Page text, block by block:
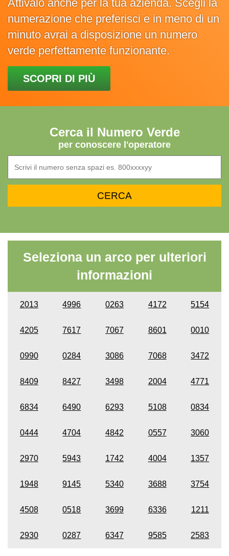
Attivalo anche per la tua azienda. Scegli la
numerazione che preferisci e in meno di un
minuto avrai a disposizione un numero
verde perfettamente funzionante.
SCOPRI DI PIÙ
Cerca il Numero Verde
per conoscere l'operatore
Seleziona un arco per ulteriori
informazioni
2013 4996 0263 4172 5154
4205 7617 7067 8601 0010
0990 0284 3086 7068 3472
8409 8427 3498 2004 4771
6834 6490 6293 5108 0834
0444 4704 4842 0557 3060
2970 5943 1742 4004 1357
1948 9145 5340 3688 3754
4508 0518 3699 6336 1211
2930 0287 6347 9585 2583